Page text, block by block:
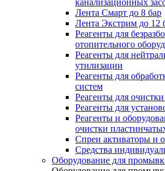
канализационных
Лента Смарт до 8 бар
Лента Экстрим до 12
Реагенты для
отопительного
Реагенты для
утилизации
Реагенты для
систем
Реагенты для
Реагенты для
Реагенты и
очистки
Спреи активаторы и
Средства
Оборудование для